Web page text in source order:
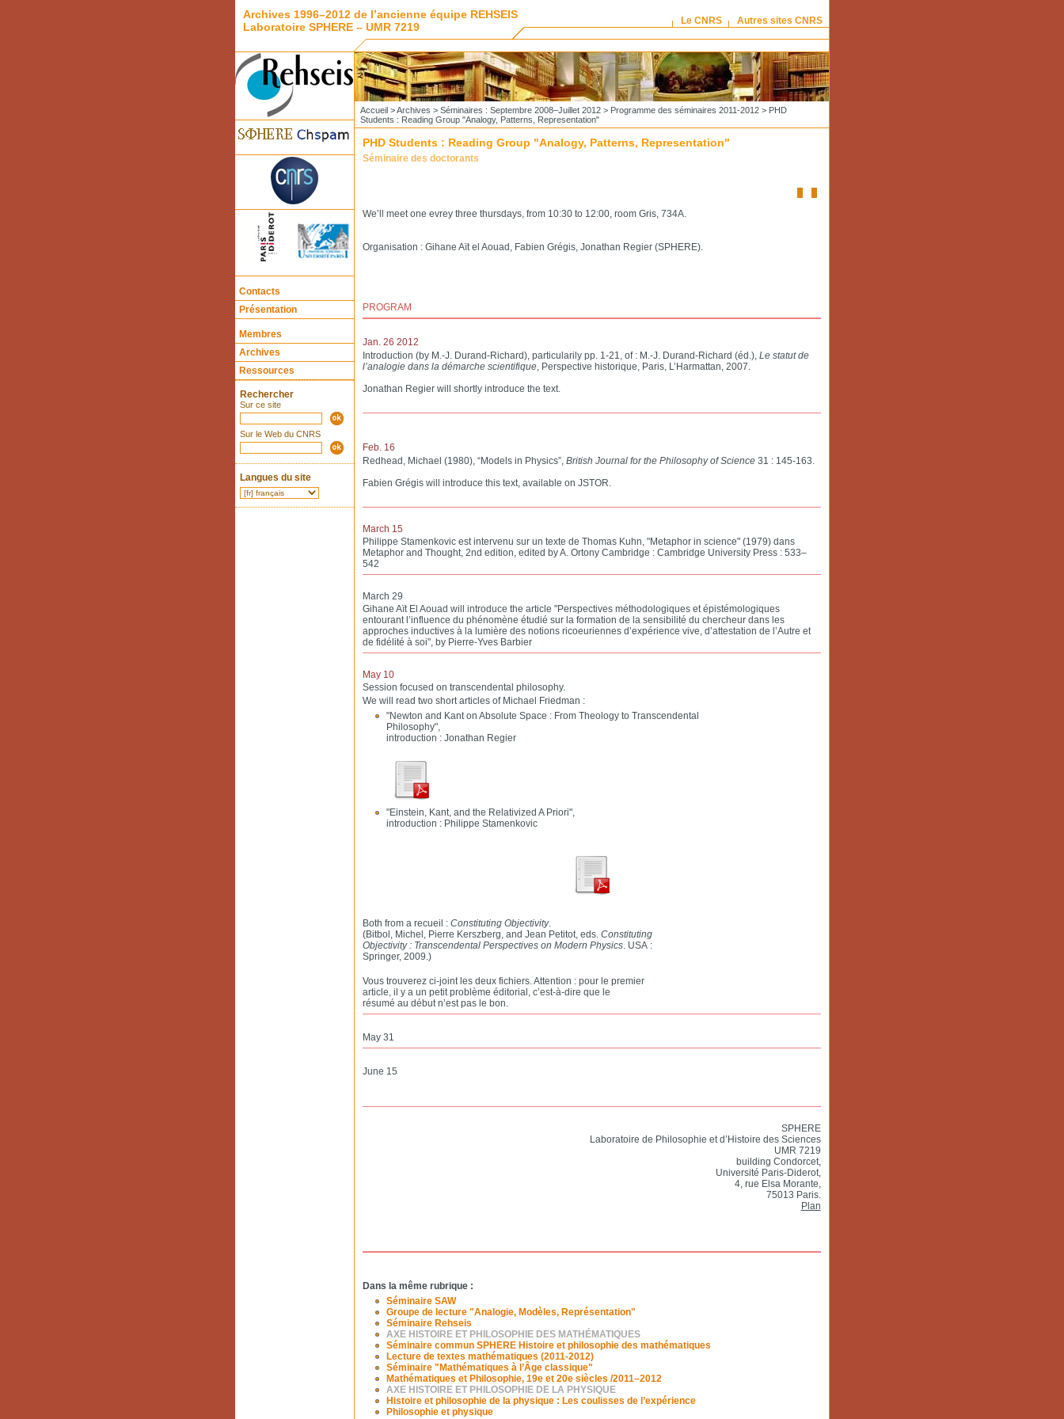
Archives 1996–2012 de l’ancienne équipe REHSEIS
Laboratoire SPHERE – UMR 7219
Le CNRS Autres sites CNRS
Contacts
Présentation
Membres
Archives
Ressources
Rechercher
Sur ce site
Sur le Web du CNRS
Langues du site
Accueil>Archives > Séminaires : Septembre 2008–Juillet 2012> Programme des séminaires 2011-2012> PHD
Students : Reading Group "Analogy, Patterns, Representation"
PHD Students : Reading Group "Analogy, Patterns, Representation"
Séminaire des doctorants
We’ll meet one evrey three thursdays, from 10:30 to 12:00, room Gris, 734A.
Organisation : Gihane Aït el Aouad, Fabien Grégis, Jonathan Regier (SPHERE).
PROGRAM
Jan. 26 2012
Introduction (by M.-J. Durand-Richard), particularily pp. 1-21, of : M.-J. Durand-Richard (éd.), Le statut de
l’analogie dans la démarche scientifique, Perspective historique, Paris, L’Harmattan, 2007.
Jonathan Regier will shortly introduce the text.
Feb. 16
Redhead, Michael (1980), “Models in Physics”, British Journal for the Philosophy of Science31 : 145-163.
Fabien Grégis will introduce this text, available on JSTOR.
March 15
Philippe Stamenkovic est intervenu sur un texte de Thomas Kuhn, "Metaphor in science" (1979) dans
Metaphor and Thought, 2nd edition, edited by A. Ortony Cambridge : Cambridge University Press : 533–
542
March 29
Gihane Aït El Aouad will introduce the article "Perspectives méthodologiques et épistémologiques
entourant l’influence du phénomène étudié sur la formation de la sensibilité du chercheur dans les
approches inductives à la lumière des notions ricoeuriennes d’expérience vive, d’attestation de l’Autre et
de fidélité à soi", by Pierre-Yves Barbier
May 10
Session focused on transcendental philosophy.
We will read two short articles of Michael Friedman :
"Newton and Kant on Absolute Space : From Theology to Transcendental
Philosophy",
introduction : Jonathan Regier
"Einstein, Kant, and the Relativized A Priori",
introduction : Philippe Stamenkovic
Both from a recueil : Constituting Objectivity.
(Bitbol, Michel, Pierre Kerszberg, and Jean Petitot, eds. Constituting
Objectivity : Transcendental Perspectives on Modern Physics. USA :
Springer, 2009.)
Vous trouverez ci-joint les deux fichiers. Attention : pour le premier
article, il y a un petit problème éditorial, c’est-à-dire que le
résumé au début n’est pas le bon.
May 31
June 15
SPHERE
Laboratoire de Philosophie et d’Histoire des Sciences
UMR 7219
building Condorcet,
Université Paris-Diderot,
4, rue Elsa Morante,
75013 Paris.
Plan
Dans la même rubrique :
Séminaire SAW
Groupe de lecture "Analogie, Modèles, Représentation"
Séminaire Rehseis
AXE HISTOIRE ET PHILOSOPHIE DES MATHÉMATIQUES
Séminaire commun SPHERE Histoire et philosophie des mathématiques
Lecture de textes mathématiques (2011-2012)
Séminaire "Mathématiques à l’Âge classique"
Mathématiques et Philosophie, 19e et 20e siècles /2011–2012
AXE HISTOIRE ET PHILOSOPHIE DE LA PHYSIQUE
Histoire et philosophie de la physique : Les coulisses de l’expérience
Philosophie et physique